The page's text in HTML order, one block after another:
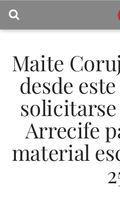
Maite
desde
solicitarse
Arrecife
material